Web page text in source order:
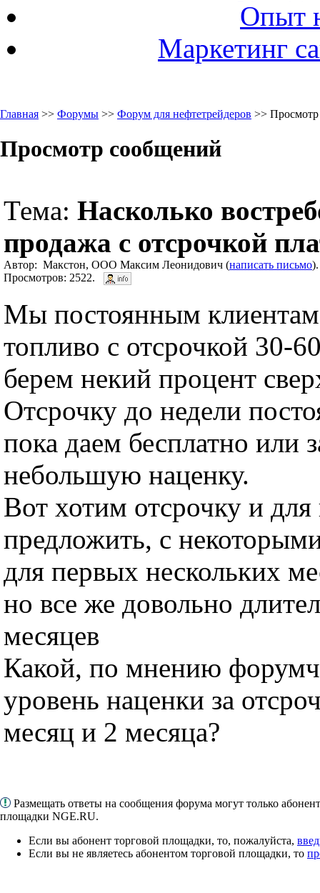
Опыт
Маркетинг
Главная >> Форумы >> Форум для нефтетрейдеров >>
Просмотр сообщений
Тема: Насколько
продажа с отсрочкой
Автор: Макстон, ООО Максим Леонидович (написать письмо
Просмотров: 2522.
Мы постоянным
топливо с отсрочкой 30-
берем некий процент
Отсрочку до недели
пока даем бесплатно или
небольшую наценку.
Вот хотим отсрочку и
предложить, с
для первых нескольких
но все же довольно
месяцев
Какой, по мнению
уровень наценки за
месяц и 2 месяца?
Размещать ответы на сообщения форума могут только
площадки NGE.RU.
Если вы абонент торговой площадки, то, пожалуйста,
Если вы не являетесь абонентом торговой площадки, то